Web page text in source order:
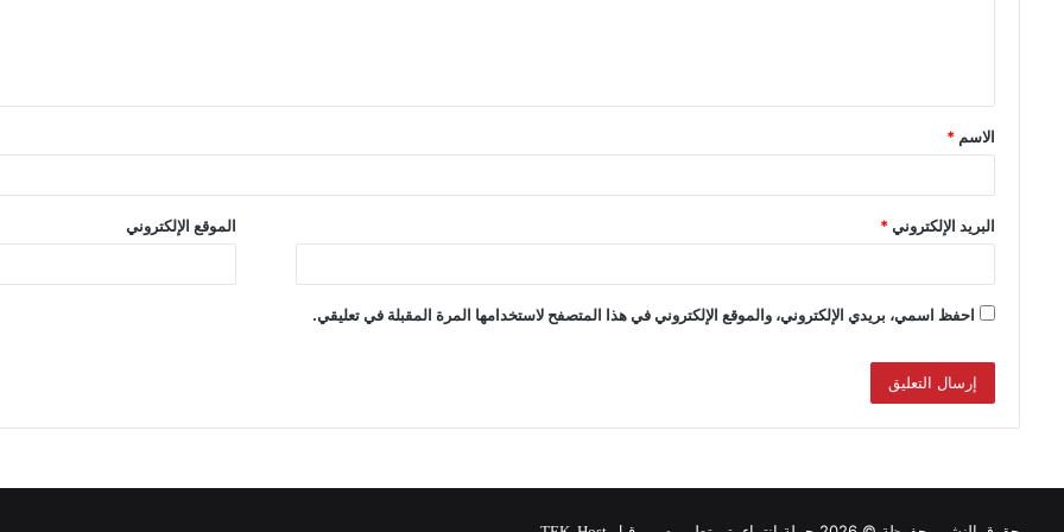
الاسم *
البريد الإلكتروني* الموقع الإلكتروني
احفظ اسمي، بريدي الإلكتروني، والموقع الإلكتروني في هذا المتصفح لاستخدامها المرة المقبلة في تعليقي.